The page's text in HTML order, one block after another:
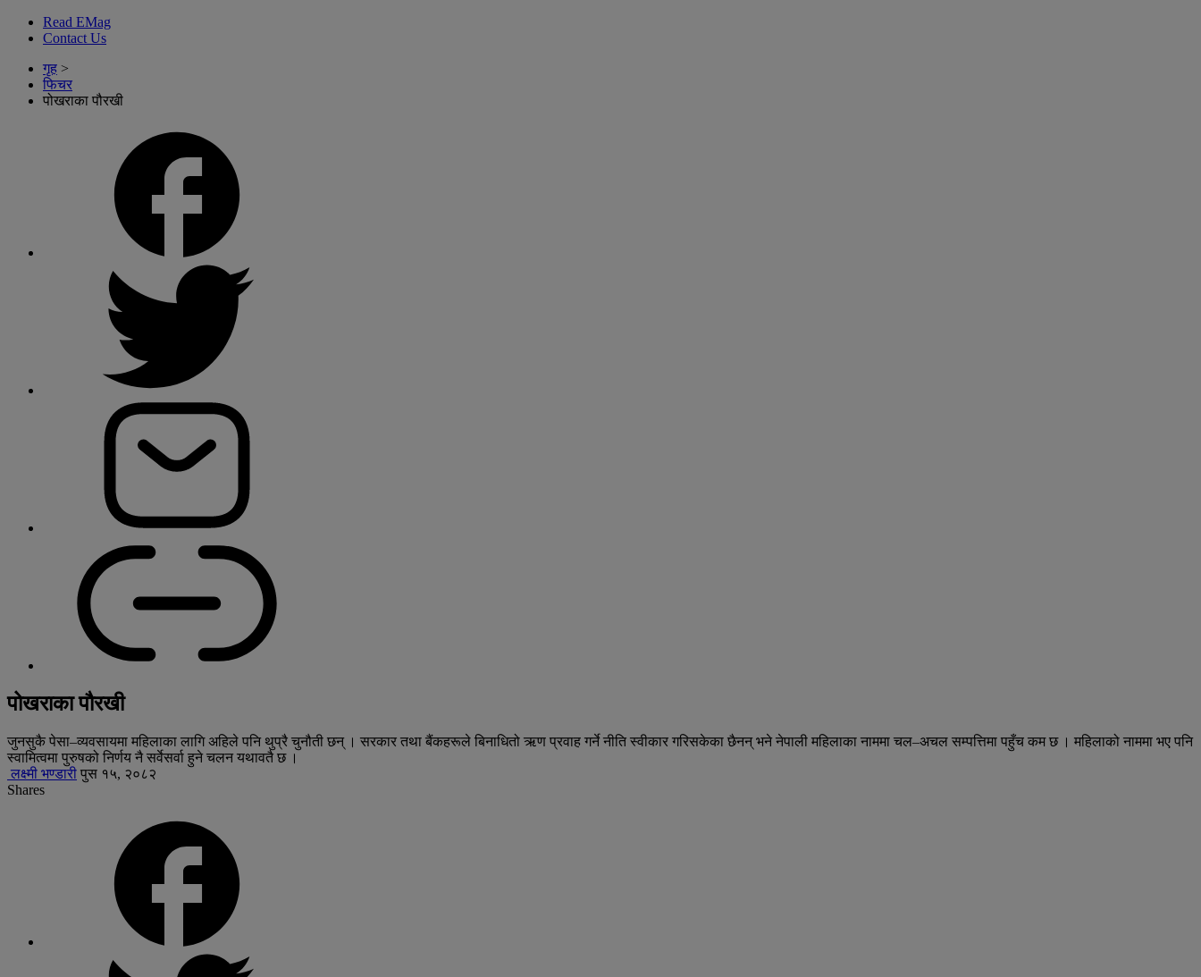
Read EMag
Contact Us
गृह >
फिचर
पोखराका पौरखी
पोखराका पौरखी
जुनसुकै पेसा–व्यवसायमा महिलाका लागि अहिले पनि थुप्रै चुनौती छन् । सरकार तथा बैंकहरूले बिनाधितो ऋण प्रवाह गर्ने नीति स्वीकार गरिसकेका छैनन् भने नेपाली महिलाका नाममा चल–अचल सम्पत्तिमा पहुँच कम छ । महिलाको नाममा भए पनि
स्वामित्वमा पुरुषको निर्णय नै सर्वेसर्वा हुने चलन यथावतै छ ।
लक्ष्मी भण्डारी पुस १५, २०८२
Shares